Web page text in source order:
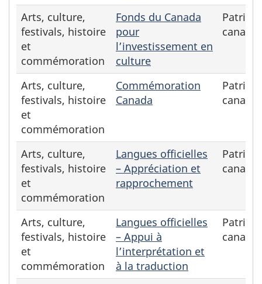
Arts, culture,
festivals, histoire
et
commémoration
Fonds du Canada
pour
l’investissement en
culture
Arts, culture,
festivals, histoire
et
commémoration
Commémoration
Canada
Arts, culture,
festivals, histoire
et
commémoration
Langues officielles
– Appréciation et
rapprochement
Arts, culture,
festivals, histoire
et
commémoration
Langues officielles
– Appui à
l’interprétation et
à la traduction